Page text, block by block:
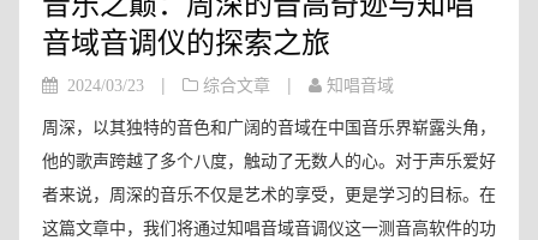
音域音调仪的探索之旅
2024/03/23 | 综合文章 | 知唱音域
周深，以其独特的音色和广阔的音域在中国音乐界崭露头角，
他的歌声跨越了多个八度，触动了无数人的心。对于声乐爱好
者来说，周深的音乐不仅是艺术的享受，更是学习的目标。在
这篇文章中，我们将通过知唱音域音调仪这一测音高软件的功